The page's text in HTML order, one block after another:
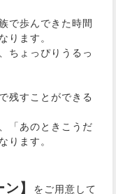
で歩んできた時間
ります。
ちょっぴりうるっ
残すことができる
「あのときこうだ
ります。
】 をご用意して